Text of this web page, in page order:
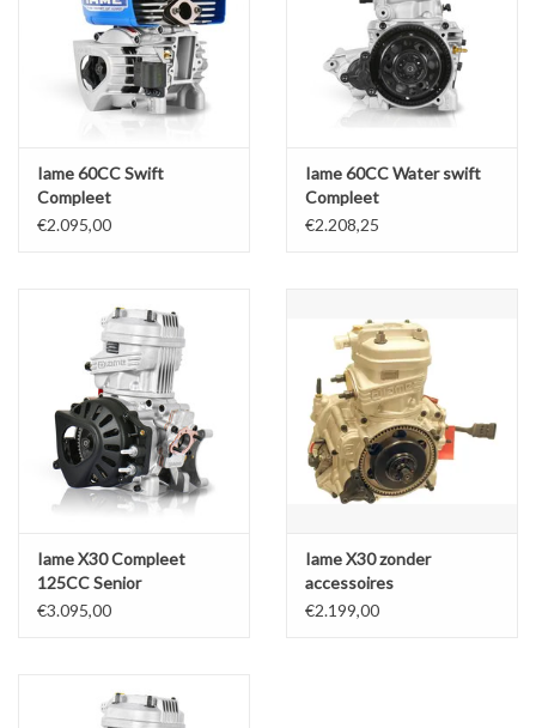
Iame 60CC Swift
Compleet
€2.095,00
Iame 60CC Water swift
Compleet
€2.208,25
Iame X30 Compleet
125CC Senior
€3.095,00
Iame X30 zonder
accessoires
€2.199,00